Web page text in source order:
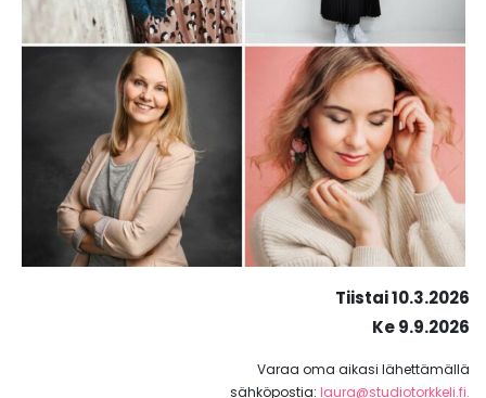
Tiistai 10.3.2026
Ke 9.9.2026
Varaa oma aikasi lähettämällä
sähköpostia: laura@studiotorkkeli.fi.